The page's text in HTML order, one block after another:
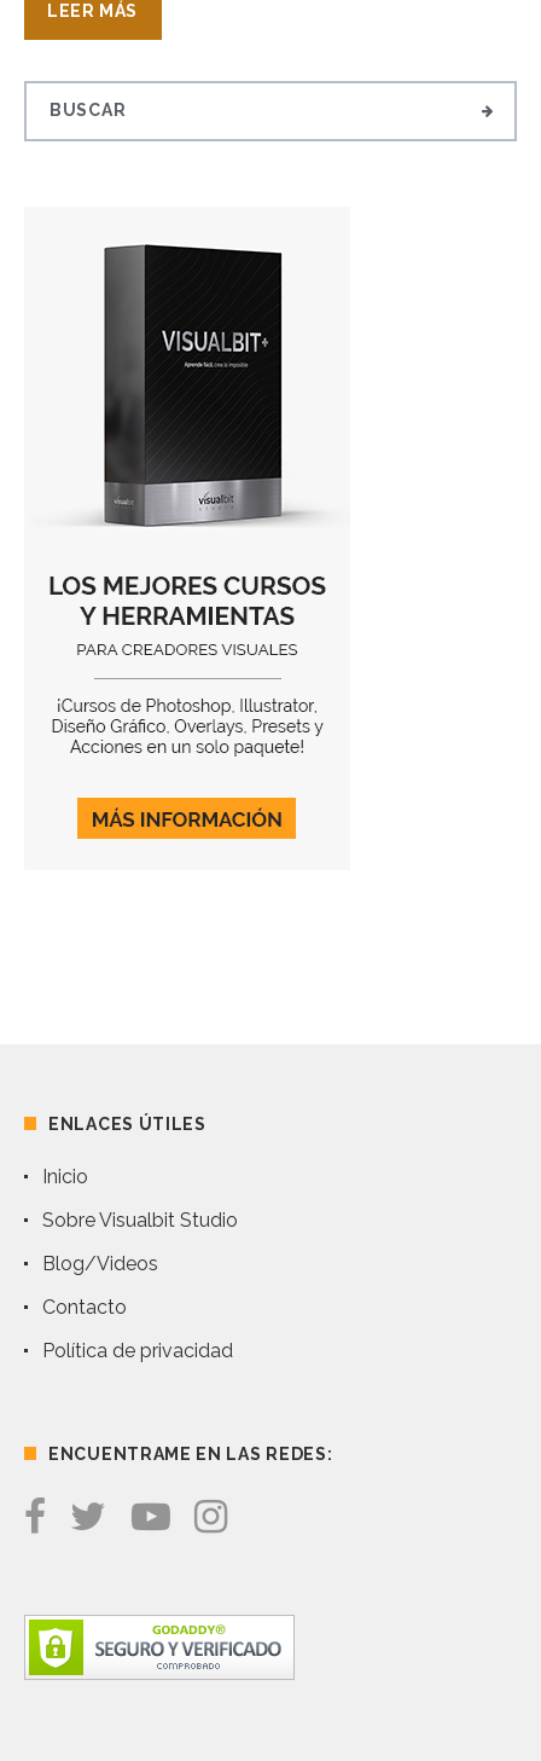
LEER MÁS
ENLACES ÚTILES
Inicio
Sobre Visualbit Studio
Blog/Videos
Contacto
Política de privacidad
ENCUENTRAME EN LAS REDES: